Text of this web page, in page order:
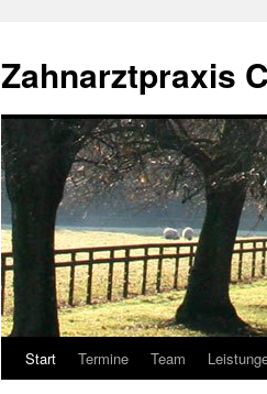
springen
Zahnarztpraxis
Start Termine Team